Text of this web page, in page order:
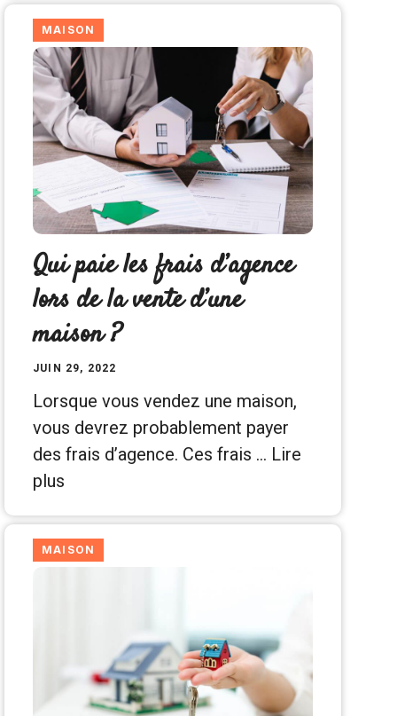
MAISON
Qui paie les frais d’agence
lors de la vente d’une
maison ?
JUIN 29, 2022
Lorsque vous vendez une maison,
vous devrez probablement payer
des frais d’agence. Ces frais … Lire
plus
MAISON